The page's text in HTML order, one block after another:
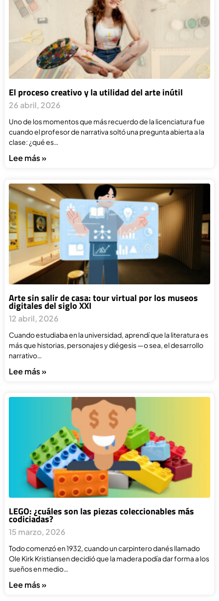
El proceso creativo y la utilidad del arte inútil
26 abril, 2026
Uno de los momentos que más recuerdo de la licenciatura fue
cuando el profesor de narrativa soltó una pregunta abierta a la
clase: ¿qué es…
Lee más »
Arte sin salir de casa: tour virtual por los museos
digitales del siglo XXI
12 abril, 2026
Cuando estudiaba en la universidad, aprendí que la literatura es
más que historias, personajes y diégesis —o sea, el desarrollo
narrativo…
Lee más »
LEGO: ¿cuáles son las piezas coleccionables más
codiciadas?
15 marzo, 2026
Todo comenzó en 1932, cuando un carpintero danés llamado
Ole Kirk Kristiansen decidió que la madera podía dar forma a los
sueños en medio…
Lee más »